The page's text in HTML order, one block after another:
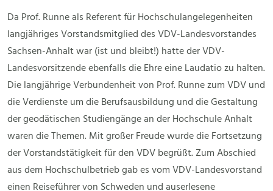
Da Prof. Runne als Referent für Hochschulangelegenheiten
langjähriges Vorstandsmitglied des VDV-Landesvorstandes
Sachsen-Anhalt war (ist und bleibt!) hatte der VDV-
Landesvorsitzende ebenfalls die Ehre eine Laudatio zu halten.
Die langjährige Verbundenheit von Prof. Runne zum VDV und
die Verdienste um die Berufsausbildung und die Gestaltung
der geodätischen Studiengänge an der Hochschule Anhalt
waren die Themen. Mit großer Freude wurde die Fortsetzung
der Vorstandstätigkeit für den VDV begrüßt. Zum Abschied
aus dem Hochschulbetrieb gab es vom VDV-Landesvorstand
einen Reiseführer von Schweden und auserlesene